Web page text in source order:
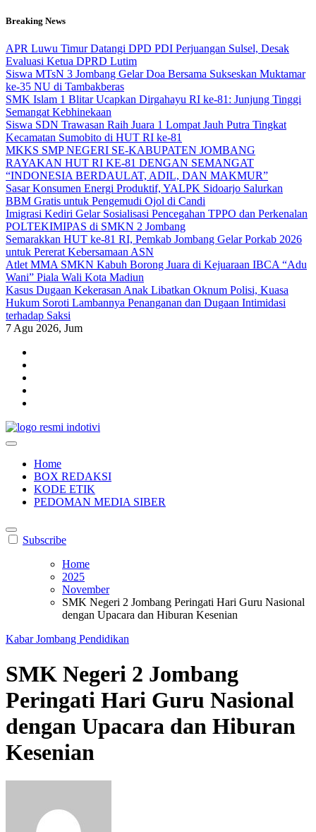
Skip
content
Breaking News
APR Luwu Timur Datangi DPD PDI Perjuangan Sulsel, Desak
Evaluasi Ketua DPRD Lutim
Siswa MTsN 3 Jombang Gelar Doa Bersama Sukseskan Muktamar
ke-35 NU di Tambakberas
SMK Islam 1 Blitar Ucapkan Dirgahayu RI ke-81: Junjung Tinggi
Semangat Kebhinekaan
Siswa SDN Trawasan Raih Juara 1 Lompat Jauh Putra Tingkat
Kecamatan Sumobito di HUT RI ke-81
MKKS SMP NEGERI SE-KABUPATEN JOMBANG
RAYAKAN HUT RI KE-81 DENGAN SEMANGAT
“INDONESIA BERDAULAT, ADIL, DAN MAKMUR”
Sasar Konsumen Energi Produktif, YALPK Sidoarjo Salurkan
BBM Gratis untuk Pengemudi Ojol di Candi
Imigrasi Kediri Gelar Sosialisasi Pencegahan TPPO dan Perkenalan
POLTEKIMIPAS di SMKN 2 Jombang
Semarakkan HUT ke-81 RI, Pemkab Jombang Gelar Porkab 2026
untuk Pererat Kebersamaan ASN
Atlet MMA SMKN Kabuh Borong Juara di Kejuaraan IBCA “Adu
Wani” Piala Wali Kota Madiun
Kasus Dugaan Kekerasan Anak Libatkan Oknum Polisi, Kuasa
Hukum Soroti Lambannya Penanganan dan Dugaan Intimidasi
terhadap Saksi
7 Agu 2026, Jum
Home
BOX REDAKSI
KODE ETIK
PEDOMAN MEDIA SIBER
Subscribe
Home
2025
November
SMK Negeri 2 Jombang Peringati Hari Guru Nasional
dengan Upacara dan Hiburan Kesenian
Kabar Jombang Pendidikan
SMK Negeri 2 Jombang
Peringati Hari Guru Nasional
dengan Upacara dan Hiburan
Kesenian